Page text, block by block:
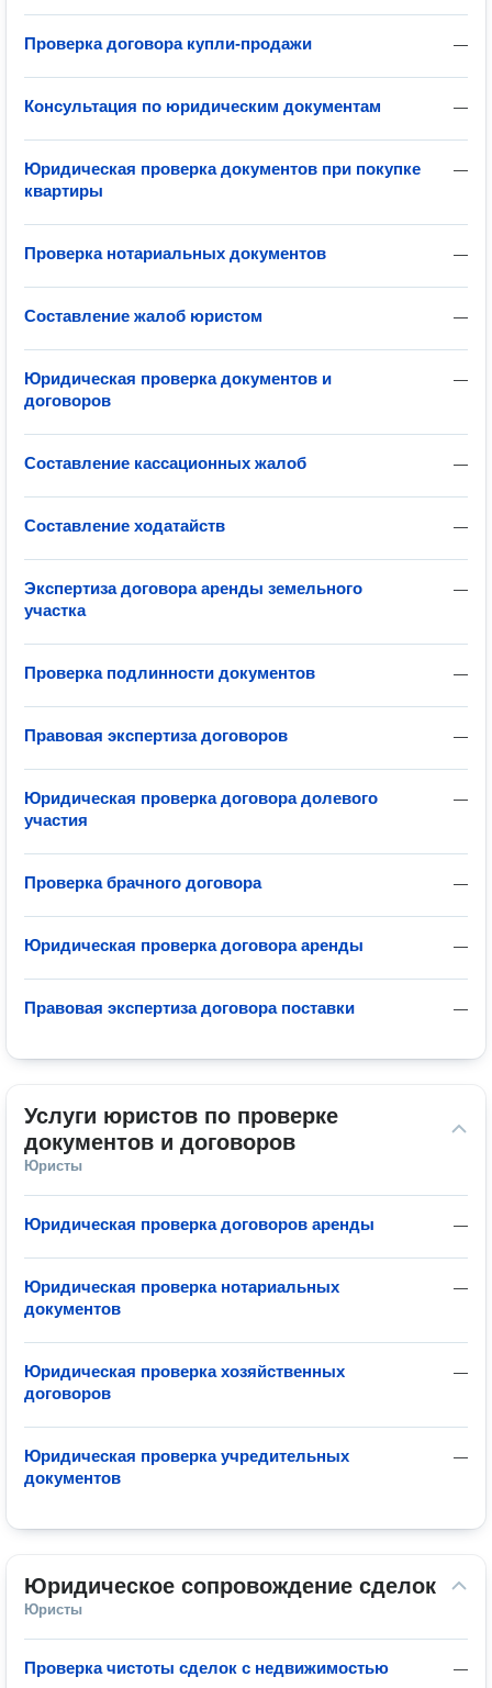
—
Проверка договора купли-продажи
—
Консультация по юридическим документам
—
Юридическая проверка документов при покупке
квартиры
—
Проверка нотариальных документов
—
Составление жалоб юристом
—
Юридическая проверка документов и
договоров
—
Составление кассационных жалоб
—
Составление ходатайств
—
Экспертиза договора аренды земельного
участка
—
Проверка подлинности документов
—
Правовая экспертиза договоров
—
Юридическая проверка договора долевого
участия
—
Проверка брачного договора
—
Юридическая проверка договора аренды
—
Правовая экспертиза договора поставки
Услуги юристов по проверке
документов и договоров
Юристы
—
Юридическая проверка договоров аренды
—
Юридическая проверка нотариальных
документов
—
Юридическая проверка хозяйственных
договоров
—
Юридическая проверка учредительных
документов
Юридическое сопровождение сделок
Юристы
—
Проверка чистоты сделок с недвижимостью